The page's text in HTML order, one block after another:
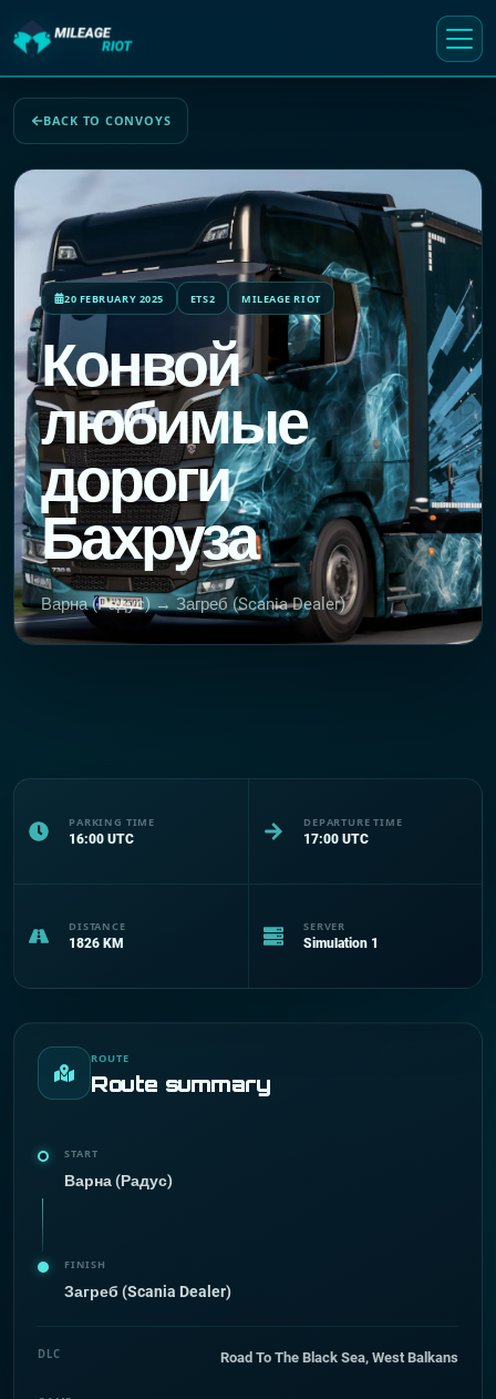
BACK TO CONVOYS
20 FEBRUARY 2025 ETS2 MILEAGE RIOT
Конвой
любимые
дороги
Бахруза
Варна (Радус) → Загреб (Scania Dealer)
PARKING TIME
16:00 UTC
DEPARTURE TIME
17:00 UTC
DISTANCE
1826 KM
SERVER
Simulation 1
ROUTE
Route summary
START
Варна (Радус)
FINISH
Загреб (Scania Dealer)
DLC Road To The Black Sea, West Balkans